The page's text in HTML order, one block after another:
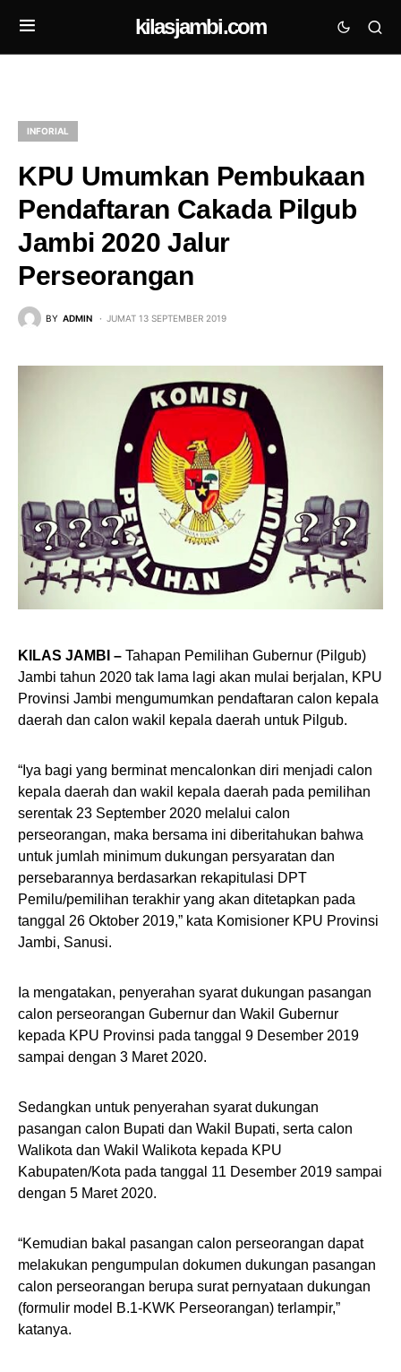
kilasjambi.com
INFORIAL
KPU Umumkan Pembukaan
Pendaftaran Cakada Pilgub
Jambi 2020 Jalur
Perseorangan
BY ADMIN JUMAT 13 SEPTEMBER 2019
KILAS JAMBI – Tahapan Pemilihan Gubernur (Pilgub)
Jambi tahun 2020 tak lama lagi akan mulai berjalan, KPU
Provinsi Jambi mengumumkan pendaftaran calon kepala
daerah dan calon wakil kepala daerah untuk Pilgub.
“Iya bagi yang berminat mencalonkan diri menjadi calon
kepala daerah dan wakil kepala daerah pada pemilihan
serentak 23 September 2020 melalui calon
perseorangan, maka bersama ini diberitahukan bahwa
untuk jumlah minimum dukungan persyaratan dan
persebarannya berdasarkan rekapitulasi DPT
Pemilu/pemilihan terakhir yang akan ditetapkan pada
tanggal 26 Oktober 2019,” kata Komisioner KPU Provinsi
Jambi, Sanusi.
Ia mengatakan, penyerahan syarat dukungan pasangan
calon perseorangan Gubernur dan Wakil Gubernur
kepada KPU Provinsi pada tanggal 9 Desember 2019
sampai dengan 3 Maret 2020.
Sedangkan untuk penyerahan syarat dukungan
pasangan calon Bupati dan Wakil Bupati, serta calon
Walikota dan Wakil Walikota kepada KPU
Kabupaten/Kota pada tanggal 11 Desember 2019 sampai
dengan 5 Maret 2020.
“Kemudian bakal pasangan calon perseorangan dapat
melakukan pengumpulan dokumen dukungan pasangan
calon perseorangan berupa surat pernyataan dukungan
(formulir model B.1-KWK Perseorangan) terlampir,”
katanya.